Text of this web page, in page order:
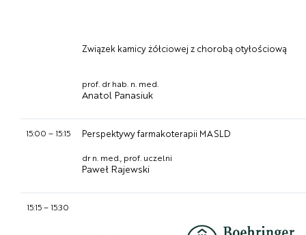
Związek kamicy żółciowej z chorobą otyłościową
prof. dr hab. n. med.
Anatol Panasiuk
15:00 – 15:15 Perspektywy farmakoterapii MASLD
dr n. med., prof. uczelni
Paweł Rajewski
15:15– 15:30